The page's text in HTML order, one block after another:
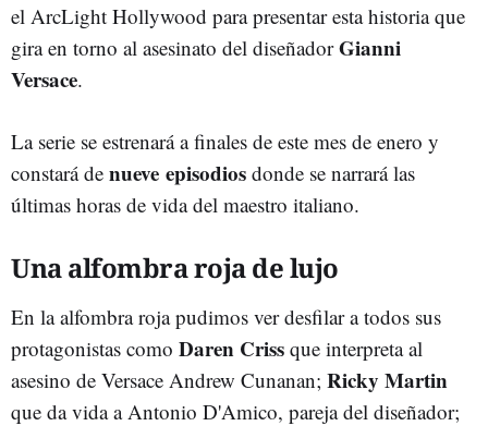
el ArcLight Hollywood para presentar esta historia que
gira en torno al asesinato del diseñadorGianni
Versace.
La serie se estrenará a finales de este mes de enero y
constará de nueve episodios donde se narrará las
últimas horas de vida del maestro italiano.
Una alfombra roja de lujo
En la alfombra roja pudimos ver desfilar a todos sus
protagonistas como Daren Criss que interpreta al
asesino de Versace Andrew Cunanan; Ricky Martin
que da vida a Antonio D'Amico, pareja del diseñador;